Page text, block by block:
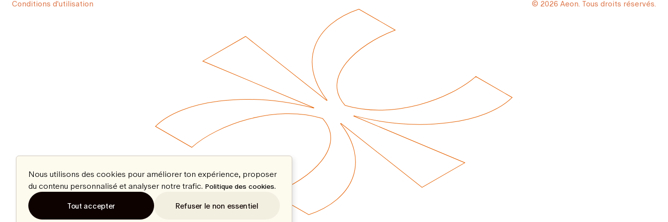
Conditions d'utilisation © 2026 Aeon. Tous droits réservés.
Nous utilisons des cookies pour améliorer ton expérience, proposer
du contenu personnalisé et analyser notre trafic. Politique des cookies.
Tout accepter Refuser le non essentiel